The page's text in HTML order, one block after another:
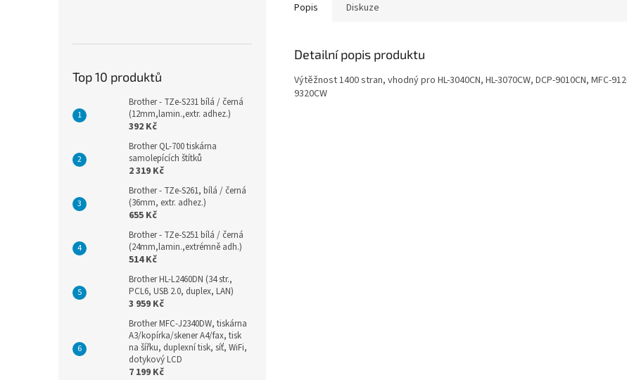
Top 10 produktů
Brother - TZe-S231 bílá / černá
(12mm,lamin.,extr. adhez.)
392 Kč
Brother QL-700 tiskárna
samolepících štítků
2 319 Kč
Brother - TZe-S261, bílá / černá
(36mm, extr. adhez.)
655 Kč
Brother - TZe-S251 bílá / černá
(24mm,lamin.,extrémně adh.)
514 Kč
Brother HL-L2460DN (34 str.,
PCL6, USB 2.0, duplex, LAN)
3 959 Kč
Brother MFC-J2340DW, tiskárna
A3/kopírka/skener A4/fax, tisk
na šířku, duplexní tisk, síť, WiFi,
dotykový LCD
7 199 Kč
Popis Diskuze
Detailní popis produktu
Výtěžnost 1400 stran, vhodný pro HL-3040CN, HL-3070CW, DCP-9010CN, MFC-
9320CW